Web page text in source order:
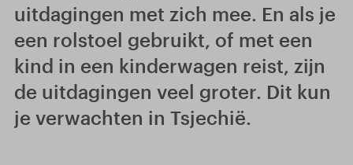
uitdagingen met zich mee. En als je
een rolstoel gebruikt, of met een
kind in een kinderwagen reist, zijn
de uitdagingen veel groter. Dit kun
je verwachten in Tsjechië.